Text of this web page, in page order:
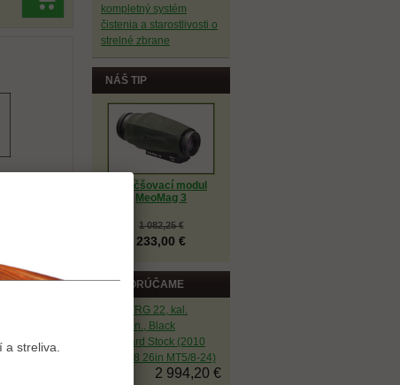
kompletný systém
čistenia a starostlivosti o
strelné zbrane
NÁŠ TIP
Zväčšovací modul
MeoMag 3
1 082,25 €
233,00 €
ODPORÚČAME
Sako TRG 22, kal.
.308Win., Black
Standard Stock (2010
NS M08 26in MT5/8-24)
2 994,20 €
streliva.